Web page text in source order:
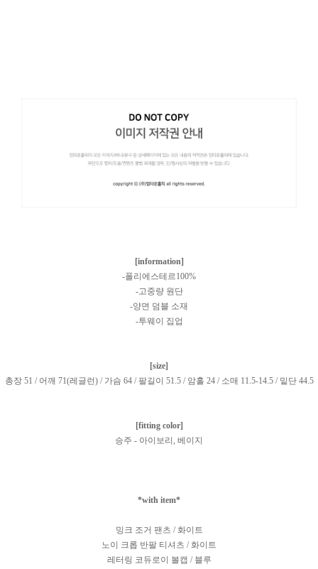
[information]
-폴리에스테르100%
-고중량 원단
-양면 덤블 소재
-투웨이 집업
[size]
총장 51 / 어깨 71(레글런) / 가슴 64 / 팔길이 51.5 / 암홀 24 / 소매 11.5-14.5 / 밑단 44.5
[fitting color]
승주 - 아이보리, 베이지
*with item*
밍크 조거 팬츠 / 화이트
노이 크롭 반팔 티셔츠 / 화이트
레터링 코듀로이 볼캡 / 블루